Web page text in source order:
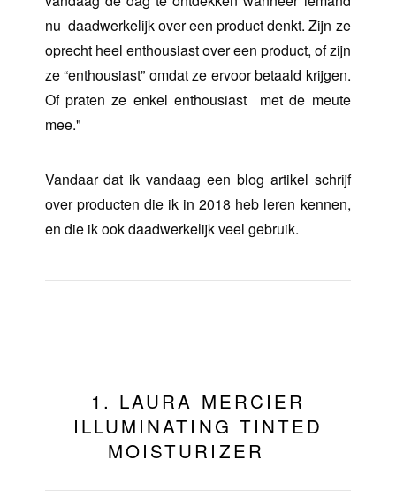
nu daadwerkelijk over een product denkt. Zijn ze
oprecht heel enthousiast over een product, of zijn
ze “enthousiast” omdat ze ervoor betaald krijgen.
Of praten ze enkel enthousiast met de meute
mee."
Vandaar dat ik vandaag een blog artikel schrijf
over producten die ik in 2018 heb leren kennen,
en die ik ook daadwerkelijk veel gebruik.
1. LAURA MERCIER
ILLUMINATING TINTED
MOISTURIZER